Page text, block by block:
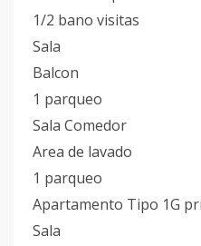
1/2 bano visitas
Sala
Balcon
1 parqueo
Sala Comedor
Area de lavado
1 parqueo
Apartamento Tipo 1G
Sala